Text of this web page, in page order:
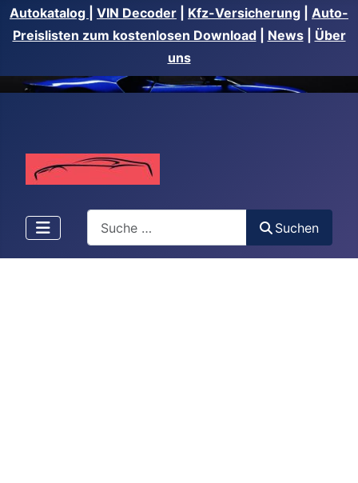
Autokatalog VIN Decoder Kfz-Versicherung
Auto-
Preislisten zum kostenlosen Download| News| Über
uns
Suchen